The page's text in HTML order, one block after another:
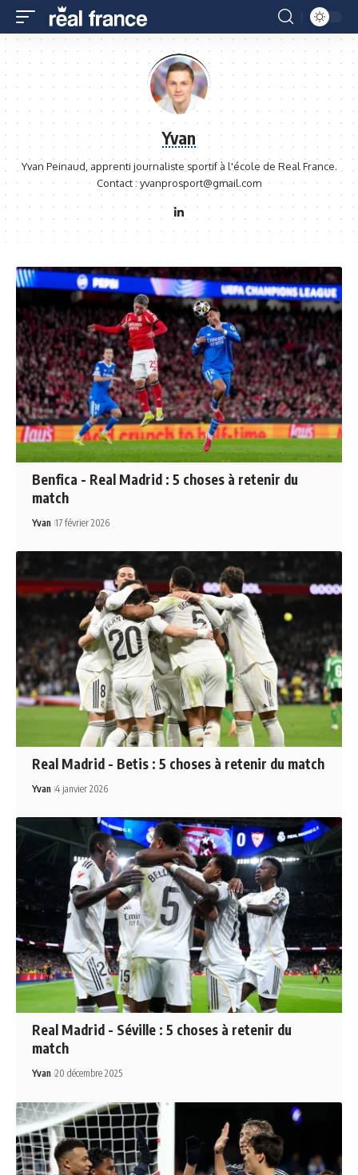
Yvan
Yvan Peinaud, apprenti journaliste sportif à l'école de Real France.
Contact : yvanprosport@gmail.com
Benfica - Real Madrid : 5 choses à retenir du
match
Yvan 17 février 2026
Real Madrid - Betis : 5 choses à retenir du match
Yvan 4 janvier 2026
Real Madrid - Séville : 5 choses à retenir du
match
Yvan 20 décembre 2025